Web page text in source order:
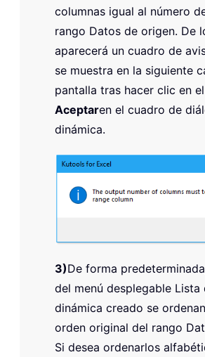
columnas igual al número
rango Datos de origen. De
aparecerá un cuadro de
se muestra en la siguiente
pantalla tras hacer clic en
Aceptaren el cuadro de
dinámica.
3)De forma
del menú desplegable Lista
dinámica creado se
orden original del rango
Si desea ordenarlos